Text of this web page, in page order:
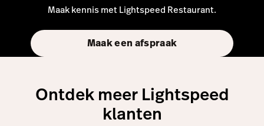
Maak kennis met Lightspeed Restaurant.
Maak een afspraak
Ontdek meer Lightspeed
klanten